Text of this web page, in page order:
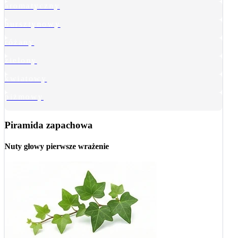
Piramida zapachowa
Nuty głowy pierwsze wrażenie